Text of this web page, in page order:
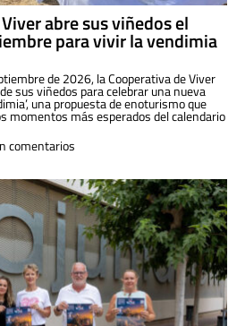
abre sus viñedos el
para vivir la vendimia
de 2026, la Cooperativa de Viver
sus viñedos para celebrar una nueva
una propuesta de enoturismo que
momentos más esperados del calendario
comentarios